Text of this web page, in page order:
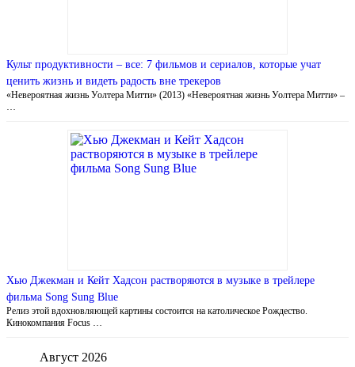
Культ продуктивности – все: 7 фильмов и сериалов, которые учат
ценить жизнь и видеть радость вне трекеров
«Невероятная жизнь Уолтера Митти» (2013) «Невероятная жизнь Уолтера Митти» –
Хью Джекман и Кейт Хадсон растворяются в музыке в трейлере
фильма Song Sung Blue
Релиз этой вдохновляющей картины состоится на католическое Рождество.
Кинокомпания Focus …
Август 2026